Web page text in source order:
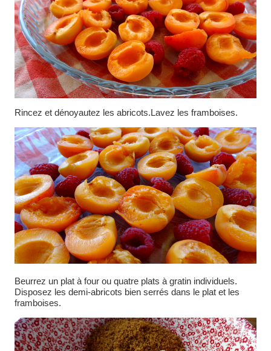
Rincez et dénoyautez les abricots.Lavez les framboises.
Beurrez un plat à four ou quatre plats à gratin individuels.
Disposez les demi-abricots bien serrés dans le plat et les
framboises.